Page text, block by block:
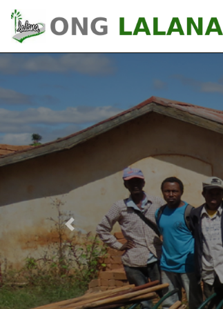
FONDÉE SUR DES
a été créée en 1998 par une équipe
désireux d'apporter leur contribution au
du pays à travers une démarche innovante, et
de valeurs fortes : initiative,
et créativité.
Previous